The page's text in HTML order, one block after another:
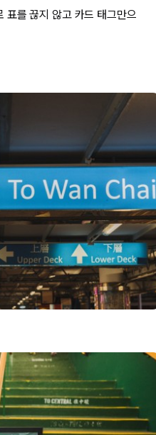
표를 끊지 않고 카드 태그만으